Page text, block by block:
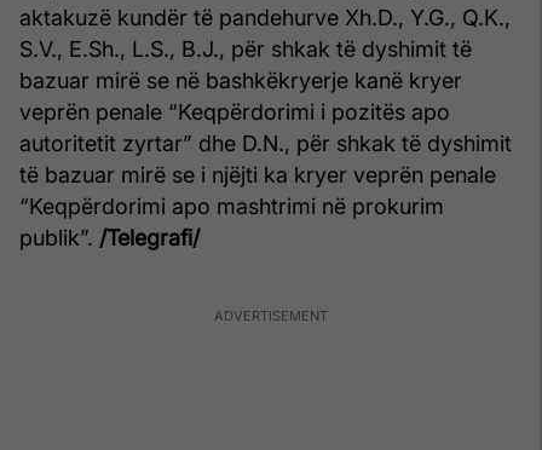
aktakuzë kundër të pandehurve Xh.D., Y.G., Q.K.,
S.V., E.Sh., L.S., B.J., për shkak të dyshimit të
bazuar mirë se në bashkëkryerje kanë kryer
veprën penale “Keqpërdorimi i pozitës apo
autoritetit zyrtar” dhe D.N., për shkak të dyshimit
të bazuar mirë se i njëjti ka kryer veprën penale
“Keqpërdorimi apo mashtrimi në prokurim
publik”. /Telegrafi/